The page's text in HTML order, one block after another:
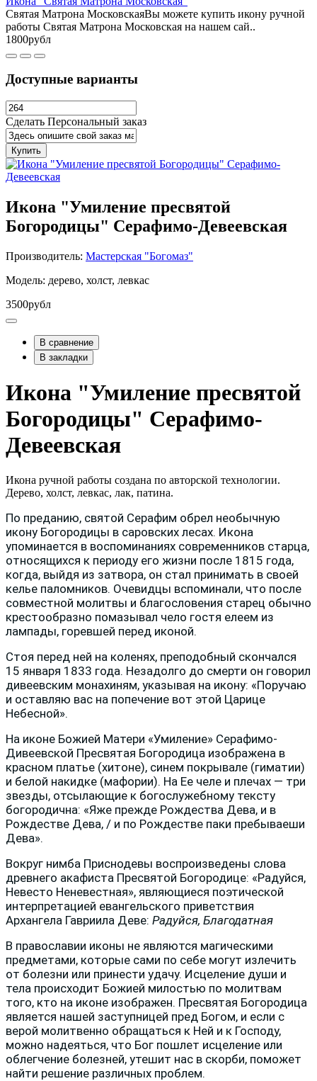
Святая Матрона МосковскаяВы можете купить икону ручной
работы Святая Матрона Московская на нашем сай..
1800рубл
Доступные варианты
Сделать Персональный заказ
Купить
Икона "Умиление пресвятой
Богородицы" Серафимо-Девеевская
Производитель: Мастерская "Богомаз"
Модель: дерево, холст, левкас
3500рубл
В сравнение
В закладки
Икона "Умиление пресвятой
Богородицы" Серафимо-
Девеевская
Икона ручной работы создана по авторской технологии.
Дерево, холст, левкас, лак, патина.
По преданию, святой Серафим обрел необычную
икону Богородицы в саровских лесах. Икона
упоминается в воспоминаниях современников старца,
относящихся к периоду его жизни после 1815 года,
когда, выйдя из затвора, он стал принимать в своей
келье паломников. Очевидцы вспоминали, что после
совместной молитвы и благословения старец обычно
крестообразно помазывал чело гостя елеем из
лампады, горевшей перед иконой.
Стоя перед ней на коленях, преподобный скончался
15 января 1833 года. Незадолго до смерти он говорил
дивеевским монахиням, указывая на икону: «Поручаю
и оставляю вас на попечение вот этой Царице
Небесной».
На иконе Божией Матери «Умиление» Серафимо-
Дивеевской Пресвятая Богородица изображена в
красном платье (хитоне), синем покрывале (гиматии)
и белой накидке (мафории). На Ее челе и плечах — три
звезды, отсылающие к богослужебному тексту
богородична: «Яже прежде Рождества Дева, и в
Рождестве Дева, / и по Рождестве паки пребываеши
Дева».
Вокруг нимба Приснодевы воспроизведены слова
древнего акафиста Пресвятой Богородице: «Радуйся,
Невесто Неневестная», являющиеся поэтической
интерпретацией евангельского приветствия
Архангела Гавриила Деве: Радуйся, Благодатная
В православии иконы не являются магическими
предметами, которые сами по себе могут излечить
от болезни или принести удачу. Исцеление души и
тела происходит Божией милостью по молитвам
того, кто на иконе изображен. Пресвятая Богородица
является нашей заступницей пред Богом, и если с
верой молитвенно обращаться к Ней и к Господу,
можно надеяться, что Бог пошлет исцеление или
облегчение болезней, утешит нас в скорби, поможет
найти решение различных проблем.